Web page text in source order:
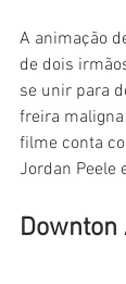
A animação
de dois
se unir para
freira
filme conta
Jordan Peele
Downton